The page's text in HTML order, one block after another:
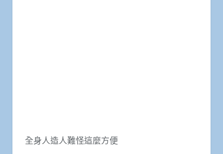
全身人造人難怪這麼方便